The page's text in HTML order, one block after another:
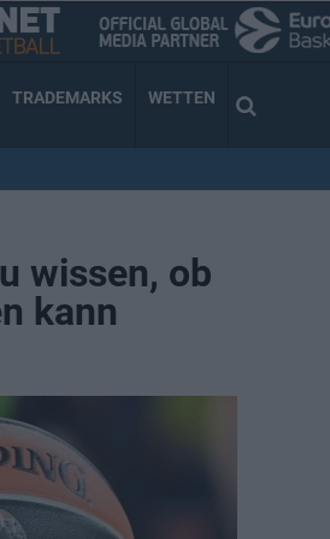
TRADEMARKS WETTEN
wissen, ob
kann